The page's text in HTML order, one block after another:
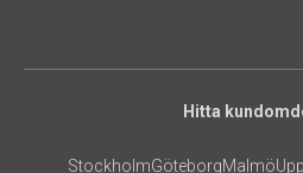
Hitta
StockholmGöteborgMalmö